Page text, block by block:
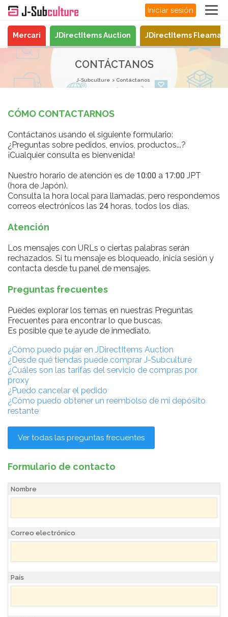
Iniciar sesión
Mercari JDirectItems Auction JDirectItems
CONTÁCTANOS
J-Subculture Contáctanos
CÓMO CONTACTARNOS
Contáctanos usando el siguiente formulario:
¿Preguntas sobre pedidos, envíos, productos...?
¡Cualquier consulta es bienvenida!
Nuestro horario de atención es de 10:00 a 17:00 JPT
(hora de Japón).
Consulta la hora local para llamadas, pero respondemos
correos electrónicos las 24 horas, todos los días.
Atención
Los mensajes con URLs o ciertas palabras serán
rechazados. Si tu mensaje es bloqueado, inicia sesión y
contacta desde tu panel de mensajes.
Preguntas frecuentes
Puedes explorar los temas en nuestras Preguntas
Frecuentes para encontrar lo que buscas.
Es posible que te ayude de inmediato.
¿Cómo puedo pujar en JDirectItems Auction
¿Desde qué tiendas puede comprar J-Subculture
¿Cuáles son las tarifas del servicio de compras por
proxy
¿Puedo cancelar el pedido
¿Cómo puedo obtener un reembolso de mi depósito
restante
Ver todas las preguntas frecuentes
Formulario de contacto
Nombre
Correo electrónico
País